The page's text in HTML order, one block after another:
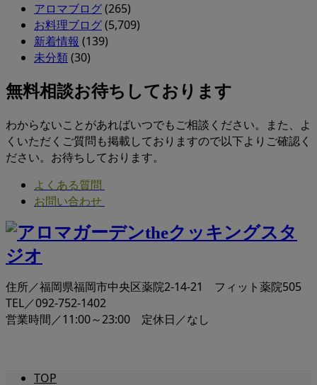
アロマブログ(265)
お料理ブログ(5,709)
新着情報 (139)
未分類(30)
無料相談お待ちしております
わからないことがあればいつでもご相談ください。また、よ
くいただくご質問も掲載しておりますので以下よりご確認く
ださい。お待ちしております。
よくある質問
お問い合わせ
住所／福岡県福岡市中央区薬院2-14-21 フィット薬院505
TEL／092-752-1402
営業時間／11:00～23:00 定休日／なし
TOP